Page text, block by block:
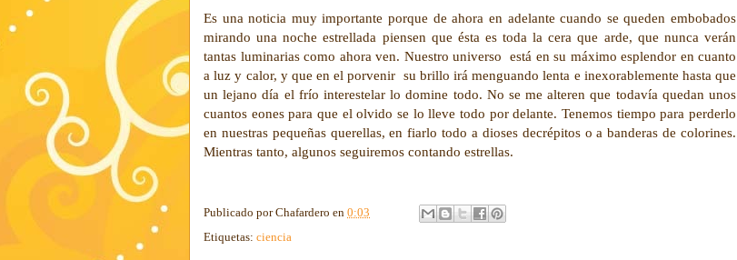
Es una noticia muy importante porque de ahora en adelante cuando se queden embobados
mirando una noche estrellada piensen que ésta es toda la cera que arde, que nunca verán
tantas luminarias como ahora ven. Nuestro universo  está en su máximo esplendor en cuanto
a luz y calor, y que en el porvenir  su brillo irá menguando lenta e inexorablemente hasta que
un lejano día el frío interestelar lo domine todo. No se me alteren que todavía quedan unos
cuantos eones para que el olvido se lo lleve todo por delante. Tenemos tiempo para perderlo
en nuestras pequeñas querellas, en fiarlo todo a dioses decrépitos o a banderas de colorines.
Mientras tanto, algunos seguiremos contando estrellas.
Publicado porChafardero en 0:03
Etiquetas: ciencia